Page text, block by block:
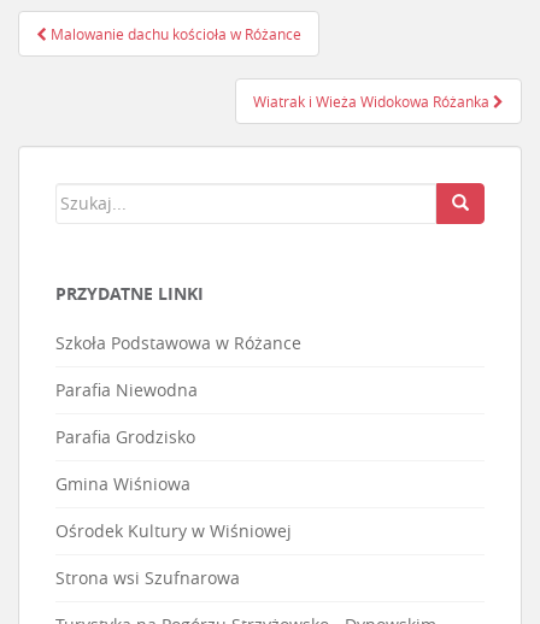
Nawigacja postu
Malowanie dachu kościoła w Różance
Wiatrak i Wieża Widokowa Różanka
PRZYDATNE LINKI
Szkoła Podstawowa w Różance
Parafia Niewodna
Parafia Grodzisko
Gmina Wiśniowa
Ośrodek Kultury w Wiśniowej
Strona wsi Szufnarowa